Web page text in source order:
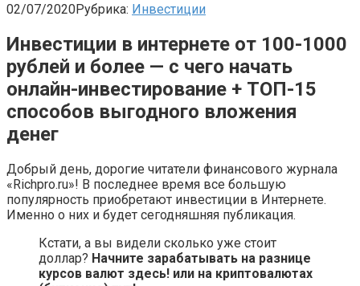
02/07/2020Рубрика: Инвестиции
Инвестиции в интернете от 100-1000
рублей и более — с чего начать
онлайн-инвестирование + ТОП-15
способов выгодного вложения
денег
Добрый день, дорогие читатели финансового журнала
«Richpro.ru»! В последнее время все большую
популярность приобретают инвестиции в Интернете.
Именно о них и будет сегодняшняя публикация.
Кстати, а вы видели сколько уже стоит
доллар? Начните зарабатывать на разнице
курсов валют здесь! или на криптовалютах